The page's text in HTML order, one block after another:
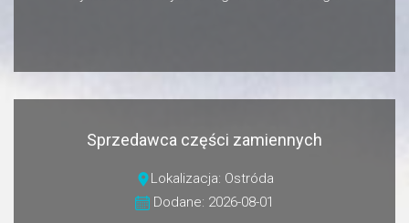
Sprzedawca części zamiennych
Lokalizacja: Ostróda
Dodane: 2026-08-01